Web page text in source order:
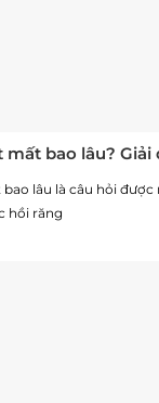
bao lâu? Giải
lâu là câu hỏi được
hồi răng